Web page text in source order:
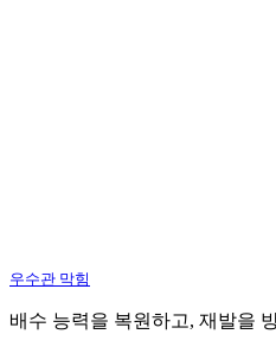
우수관 막힘
배수 능력을 복원하고, 재발을